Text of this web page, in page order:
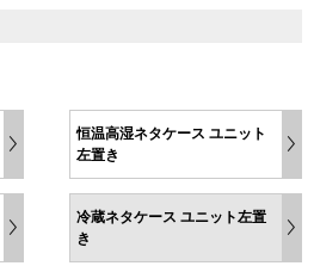
恒温高湿ネタケース ユニット
左置き
冷蔵ネタケース ユニット左置
き